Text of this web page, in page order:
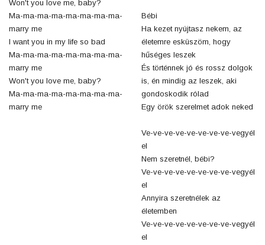
Won't you love me, baby?
Ma-ma-ma-ma-ma-ma-ma-ma-
marry me
I want you in my life so bad
Ma-ma-ma-ma-ma-ma-ma-ma-
marry me
Won't you love me, baby?
Ma-ma-ma-ma-ma-ma-ma-ma-
marry me
Bébi
Ha kezet nyújtasz nekem, az
életemre esküszöm, hogy
hűséges leszek
És történnek jó és rossz dolgok
is, én mindig az leszek, aki
gondoskodik rólad
Egy örök szerelmet adok neked
Ve-ve-ve-ve-ve-ve-ve-ve-vegyél
el
Nem szeretnél, bébi?
Ve-ve-ve-ve-ve-ve-ve-ve-vegyél
el
Annyira szeretnélek az
életemben
Ve-ve-ve-ve-ve-ve-ve-ve-vegyél
el